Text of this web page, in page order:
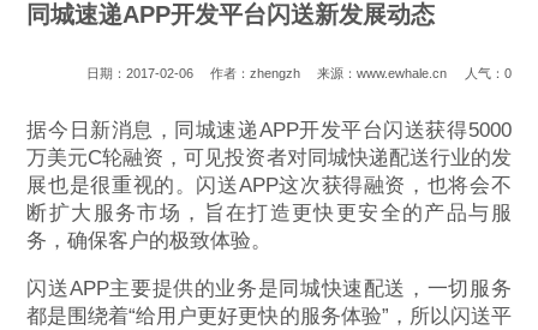
同城速递APP开发平台闪送新发展动态
日期：2017-02-06 作者：zhengzh 来源：www.ewhale.cn 人气： 0
据今日新消息，同城速递APP开发平台闪送获得5000
万美元C轮融资，可见投资者对同城快递配送行业的发
展也是很重视的。闪送APP这次获得融资，也将会不
断扩大服务市场，旨在打造更快更安全的产品与服
务，确保客户的极致体验。
闪送APP主要提供的业务是同城快速配送，一切服务
都是围绕着“给用户更好更快的服务体验”，所以闪送平